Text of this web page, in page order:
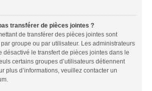
transférer de pièces jointes ?
de transférer des pièces jointes sont
groupe ou par utilisateur. Les administrateurs
désactivé le transfert de pièces jointes dans le
certains groupes d’utilisateurs détiennent
plus d’informations, veuillez contacter un